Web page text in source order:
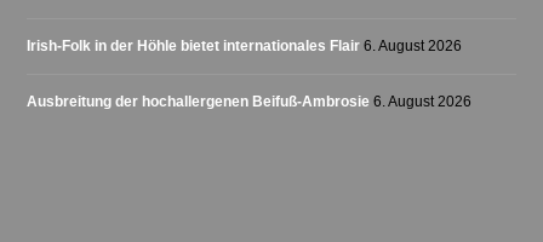
Irish-Folk in der Höhle bietet internationales Flair 6. August 2026
Ausbreitung der hochallergenen Beifuß-Ambrosie 6. August 2026